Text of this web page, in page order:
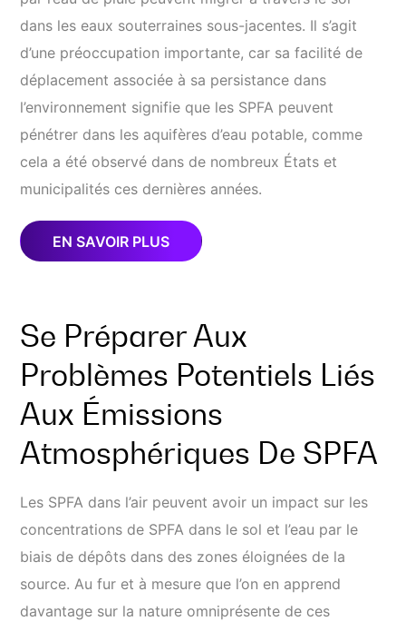
dans les eaux souterraines sous-jacentes. Il s’agit
d’une préoccupation importante, car sa facilité de
déplacement associée à sa persistance dans
l’environnement signifie que les SPFA peuvent
pénétrer dans les aquifères d’eau potable, comme
cela a été observé dans de nombreux États et
municipalités ces dernières années.
EN SAVOIR PLUS
Se Préparer Aux
Problèmes Potentiels Liés
Aux Émissions
Atmosphériques De SPFA
Les SPFA dans l’air peuvent avoir un impact sur les
concentrations de SPFA dans le sol et l’eau par le
biais de dépôts dans des zones éloignées de la
source. Au fur et à mesure que l’on en apprend
davantage sur la nature omniprésente de ces